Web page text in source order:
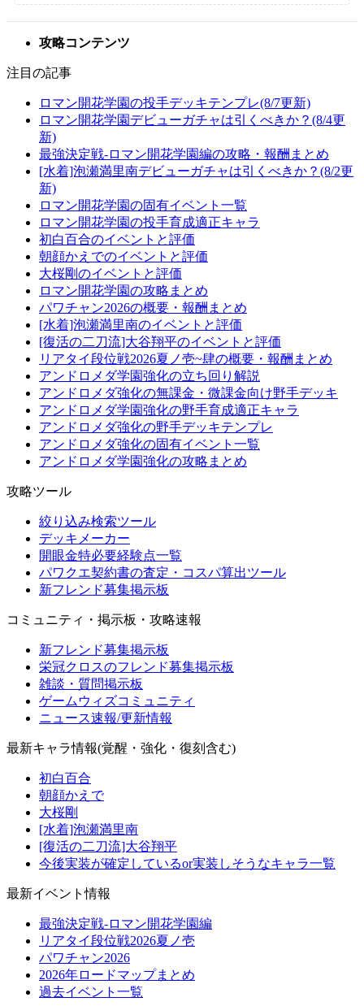
攻略コンテンツ
注目の記事
ロマン開花学園の投手デッキテンプレ(8/7更新)
ロマン開花学園デビューガチャは引くべきか？(8/4更
新)
最強決定戦-ロマン開花学園編の攻略・報酬まとめ
[水着]泡瀬満里南デビューガチャは引くべきか？(8/2更
新)
ロマン開花学園の固有イベント一覧
ロマン開花学園の投手育成適正キャラ
初白百合のイベントと評価
朝顔かえでのイベントと評価
大桜剛のイベントと評価
ロマン開花学園の攻略まとめ
パワチャン2026の概要・報酬まとめ
[水着]泡瀬満里南のイベントと評価
[復活の二刀流]大谷翔平のイベントと評価
リアタイ段位戦2026夏ノ壱~肆の概要・報酬まとめ
アンドロメダ学園強化の立ち回り解説
アンドロメダ強化の無課金・微課金向け野手デッキ
アンドロメダ学園強化の野手育成適正キャラ
アンドロメダ強化の野手デッキテンプレ
アンドロメダ強化の固有イベント一覧
アンドロメダ学園強化の攻略まとめ
攻略ツール
絞り込み検索ツール
デッキメーカー
開眼金特必要経験点一覧
パワクエ契約書の査定・コスパ算出ツール
新フレンド募集掲示板
コミュニティ・掲示板・攻略速報
新フレンド募集掲示板
栄冠クロスのフレンド募集掲示板
雑談・質問掲示板
ゲームウィズコミュニティ
ニュース速報/更新情報
最新キャラ情報(覚醒・強化・復刻含む)
初白百合
朝顔かえで
大桜剛
[水着]泡瀬満里南
[復活の二刀流]大谷翔平
今後実装が確定しているor実装しそうなキャラ一覧
最新イベント情報
最強決定戦-ロマン開花学園編
リアタイ段位戦2026夏ノ壱
パワチャン2026
2026年ロードマップまとめ
過去イベント一覧